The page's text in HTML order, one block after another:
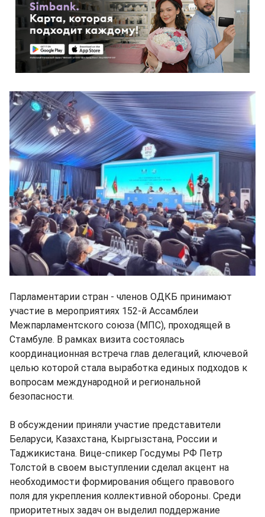
Парламентарии стран - членов ОДКБ принимают
участие в мероприятиях 152-й Ассамблеи
Межпарламентского союза (МПС), проходящей в
Стамбуле. В рамках визита состоялась
координационная встреча глав делегаций, ключевой
целью которой стала выработка единых подходов к
вопросам международной и региональной
безопасности.
В обсуждении приняли участие представители
Беларуси, Казахстана, Кыргызстана, России и
Таджикистана. Вице-спикер Госдумы РФ Петр
Толстой в своем выступлении сделал акцент на
необходимости формирования общего правового
поля для укрепления коллективной обороны. Среди
приоритетных задач он выделил поддержание